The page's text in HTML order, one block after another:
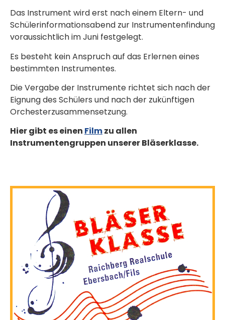
Das Instrument wird erst nach einem Eltern- und
Schülerinformationsabend zur Instrumentenfindung
voraussichtlich im Juni festgelegt.
Es besteht kein Anspruch auf das Erlernen eines
bestimmten Instrumentes.
Die Vergabe der Instrumente richtet sich nach der
Eignung des Schülers und nach der zukünftigen
Orchesterzusammensetzung.
Hier gibt es einen Filmzu allen
Instrumentengruppen unserer Bläserklasse.